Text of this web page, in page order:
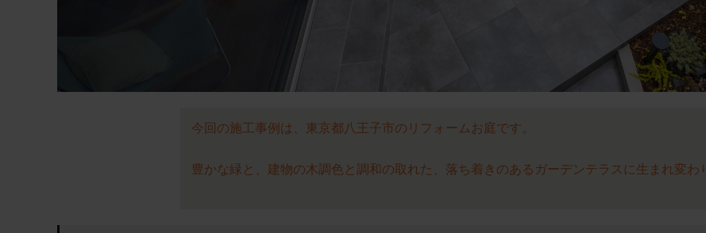
今回の施工事例は、東京都八王子市のリフォームお庭です。
豊かな緑と、建物の木調色と調和の取れた、落ち着きのあるガーデンテラスに生まれ変わ